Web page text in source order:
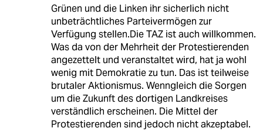
Grünen und die Linken ihr sicherlich nicht
unbeträchtliches Parteivermögen zur
Verfügung stellen.Die TAZ ist auch willkommen.
Was da von der Mehrheit der Protestierenden
angezettelt und veranstaltet wird, hat ja wohl
wenig mit Demokratie zu tun. Das ist teilweise
brutaler Aktionismus. Wenngleich die Sorgen
um die Zukunft des dortigen Landkreises
verständlich erscheinen. Die Mittel der
Protestierenden sind jedoch nicht akzeptabel.